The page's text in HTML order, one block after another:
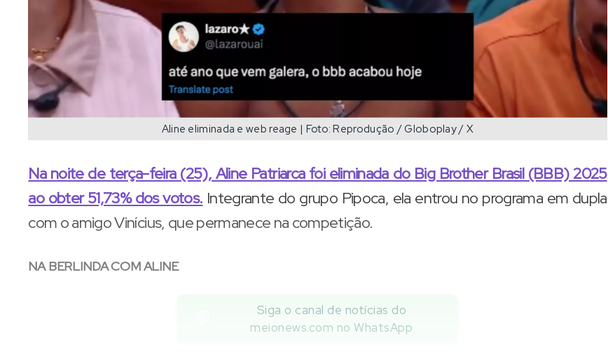
Aline eliminada e web reage | Foto: Reprodução / Globoplay / X
Na noite de terça-feira (25), Aline Patriarca foi eliminada do Big Brother Brasil (BBB) 2025
ao obter 51,73% dos votos. Integrante do grupo Pipoca, ela entrou no programa em dupla
com o amigo Vinícius, que permanece na competição.
NA BERLINDA COM ALINE
Siga o canal de notícias do
meionews.com no WhatsApp